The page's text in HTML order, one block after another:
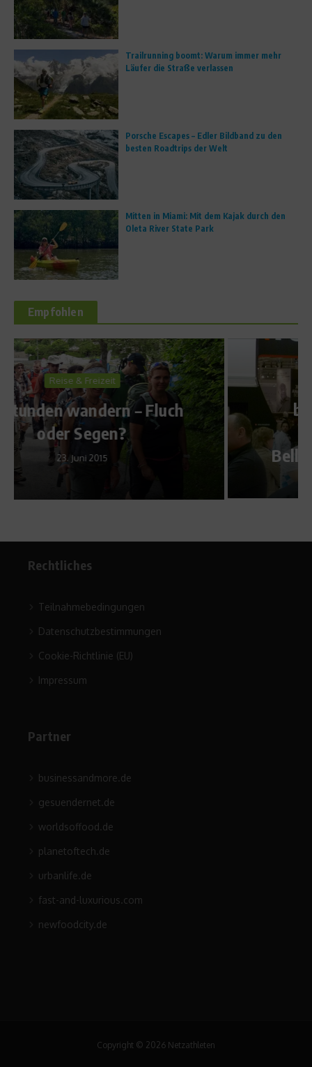
Trailrunning boomt: Warum immer mehr
Läufer die Straße verlassen
Porsche Escapes – Edler Bildband zu den
besten Roadtrips der Welt
Mitten in Miami: Mit dem Kajak durch den
Oleta River State Park
Empfohlen
Sports Inside
„Wir werden euch
bekämpfen!“ – Simon
Jentzsch und Axel
Bellinghausen im Interview
Rechtliches
Teilnahmebedingungen
Datenschutzbestimmungen
Cookie-Richtlinie (EU)
Impressum
Partner
businessandmore.de
gesuendernet.de
worldsoffood.de
planetoftech.de
urbanlife.de
fast-and-luxurious.com
newfoodcity.de
Copyright © 2026 Netzathleten